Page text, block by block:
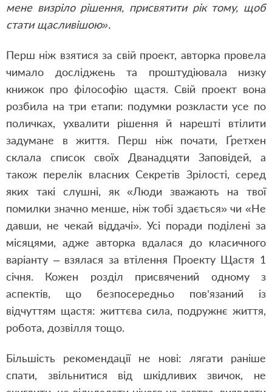
мене визріло рішення, присвятити рік тому, щоб
стати щасливішою».
Перш ніж взятися за свій проект, авторка провела
чимало досліджень та проштудіювала низку
книжок про філософію щастя. Свій проект вона
розбила на три етапи: подумки розкласти усе по
поличках, ухвалити рішення й нарешті втілити
задумане в життя. Перш ніж почати, Ґретхен
склала список своїх Дванадцяти Заповідей, а
також перелік власних Секретів Зрілості, серед
яких такі слушні, як «Люди зважають на твої
помилки значно менше, ніж тобі здається» чи «Не
давши, не чекай віддачі». Усі поради поділені за
місяцями, адже авторка вдалася до класичного
варіанту – взялася за втілення Проекту Щастя 1
січня. Кожен розділ присвячений одному з
аспектів, що безпосередньо пов’язаний із
відчуттям щастя: життєва сила, подружнє життя,
робота, дозвілля тощо.
Більшість рекомендації не нові: лягати раніше
спати, звільнитися від шкідливих звичок, не